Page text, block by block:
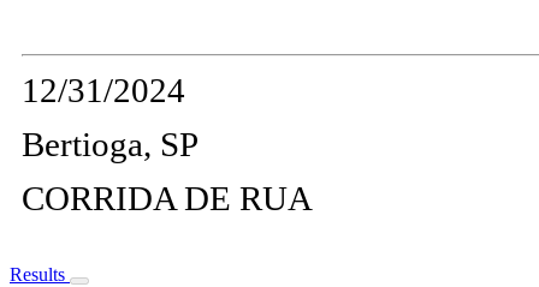
12/31/2024
Bertioga, SP
CORRIDA DE RUA
Results